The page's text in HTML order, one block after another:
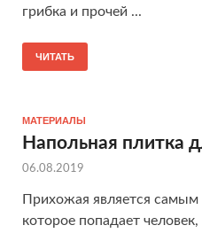
грибка и прочей ...
ЧИТАТЬ
МАТЕРИАЛЫ
Напольная плитка
06.08.2019
Прихожая является
которое попадает